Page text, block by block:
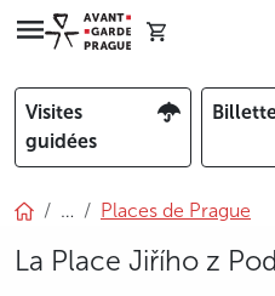
Visites
guidées
… Places de Prague
La Place Jiřího z